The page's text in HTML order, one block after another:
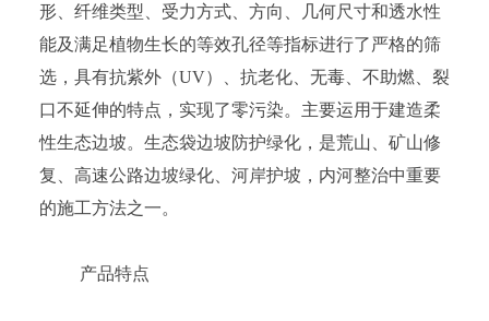
形、纤维类型、受力方式、方向、几何尺寸和透水性
能及满足植物生长的等效孔径等指标进行了严格的筛
选，具有抗紫外（UV）、抗老化、无毒、不助燃、裂
口不延伸的特点，实现了零污染。主要运用于建造柔
性生态边坡。生态袋边坡防护绿化，是荒山、矿山修
复、高速公路边坡绿化、河岸护坡，内河整治中重要
的施工方法之一。
产品特点